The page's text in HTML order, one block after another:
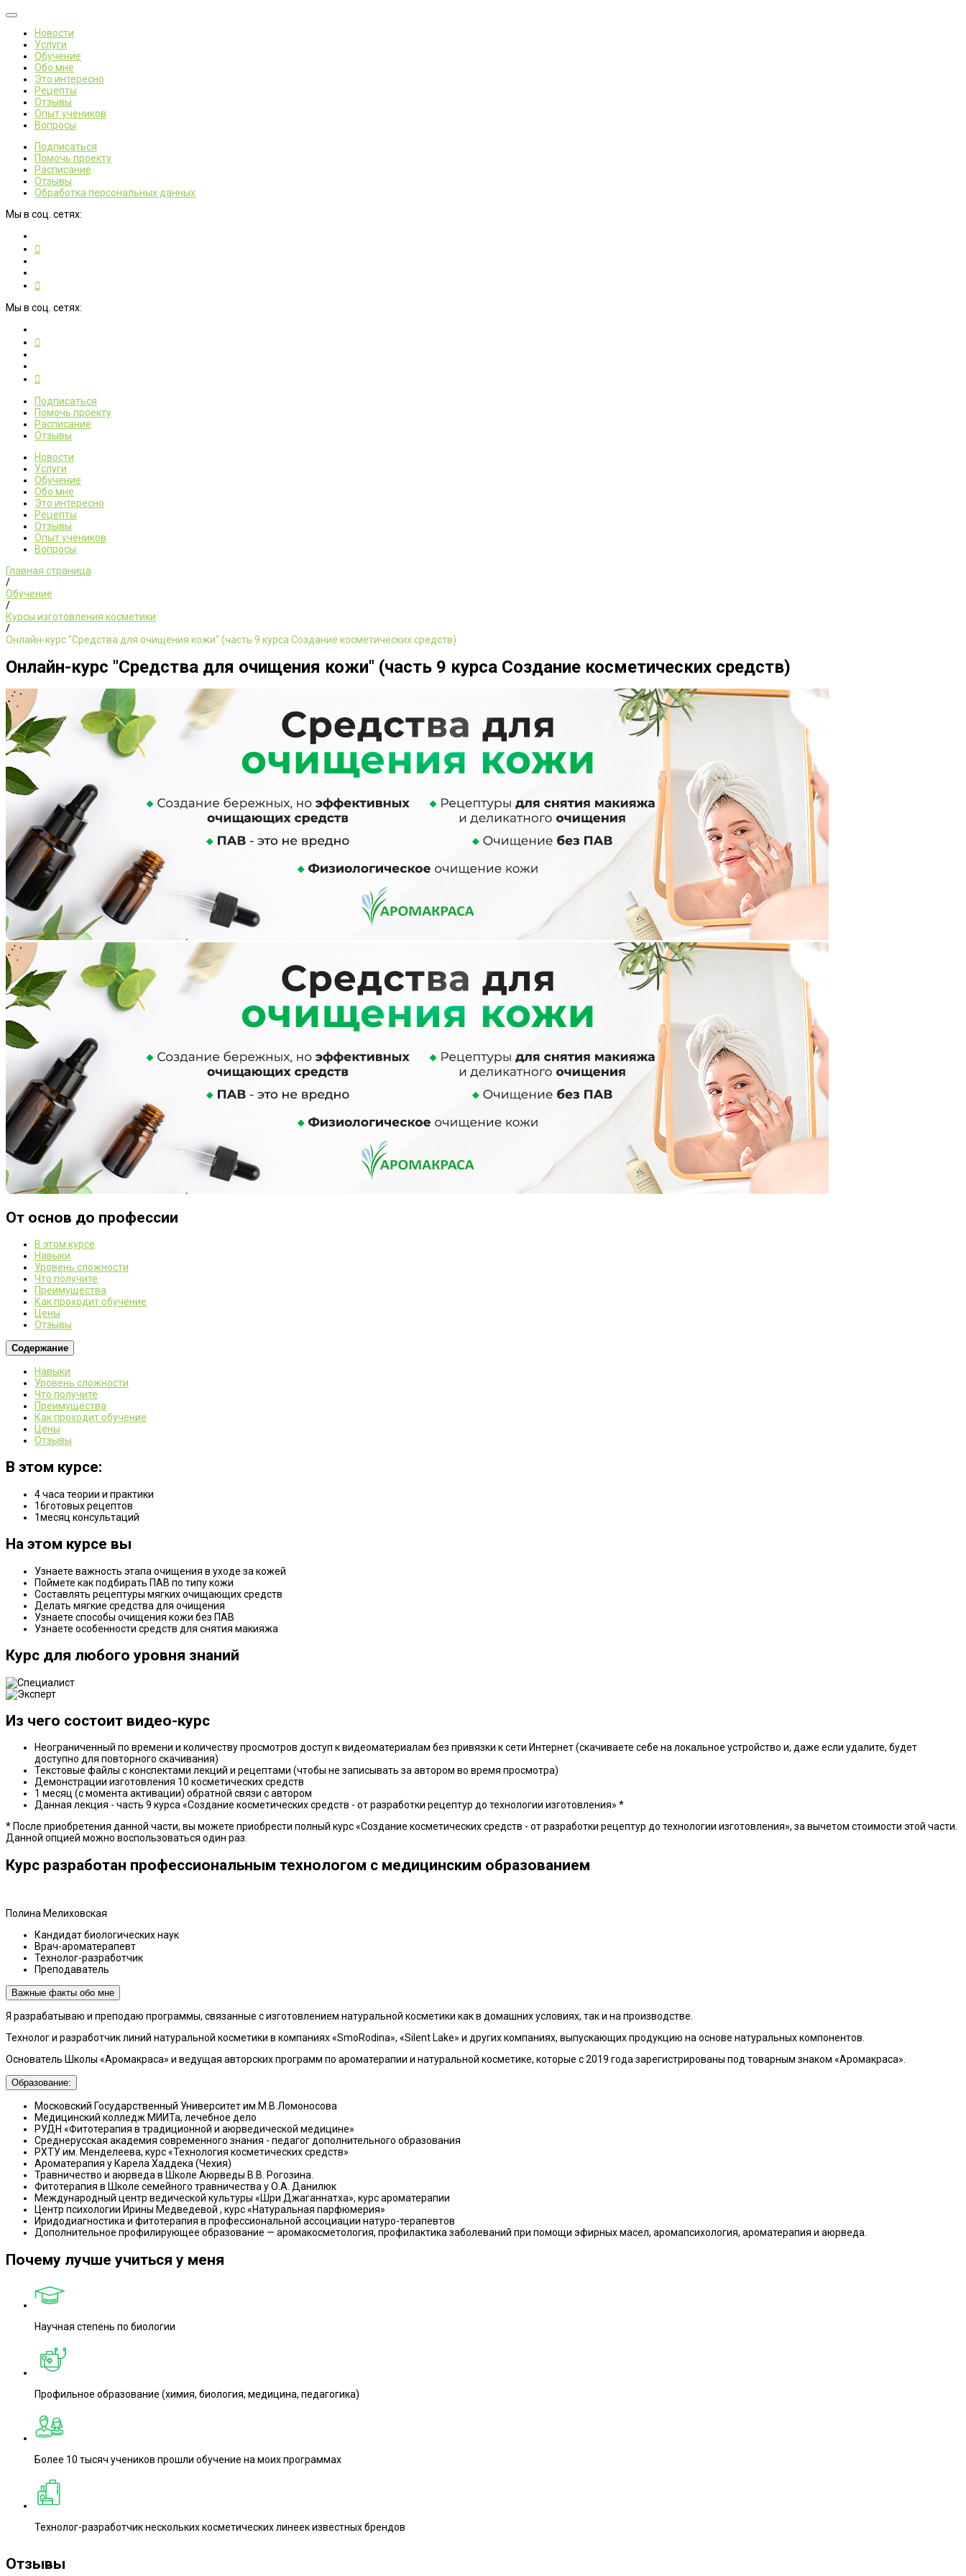
Новости
Услуги
Обучение
Обо мне
Это интересно
Рецепты
Отзывы
Опыт учеников
Вопросы
Подписаться
Помочь проекту
Расписание
Отзывы
Обработка персональных данных
Мы в соц. сетях:
Мы в соц. сетях:
Подписаться
Помочь проекту
Расписание
Отзывы
Новости
Услуги
Обучение
Обо мне
Это интересно
Рецепты
Отзывы
Опыт учеников
Вопросы
Главная страница
/
Обучение
/
Курсы изготовления косметики
/
Онлайн-курс "Средства для очищения кожи" (часть 9 курса Создание косметических средств)
Онлайн-курс "Средства для очищения кожи" (часть 9 курса Создание косметических средств)
От основ до профессии
В этом курсе
Навыки
Уровень сложности
Что получите
Преимущества
Как проходит обучение
Цены
Отзывы
Содержание
Навыки
Уровень сложности
Что получите
Преимущества
Как проходит обучение
Цены
Отзывы
В этом курсе:
4часа теории и практики
16готовых рецептов
1месяц консультаций
На этом курсе вы
Узнаете важность этапа очищения в уходе за кожей
Поймете как подбирать ПАВ по типу кожи
Составлять рецептуры мягких очищающих средств
Делать мягкие средства для очищения
Узнаете способы очищения кожи без ПАВ
Узнаете особенности средств для снятия макияжа
Курс для любого уровня знаний
Из чего состоит видео-курс
Неограниченный по времени и количеству просмотров доступ к видеоматериалам без привязки к сети Интернет (скачиваете себе на локальное устройство и, даже если удалите, будет
доступно для повторного скачивания)
Текстовые файлы с конспектами лекций и рецептами (чтобы не записывать за автором во время просмотра)
Демонстрации изготовления 10 косметических средств
1 месяц (с момента активации) обратной связи с автором
Данная лекция - часть 9 курса «Создание косметических средств - от разработки рецептур до технологии изготовления» *
* После приобретения данной части, вы можете приобрести полный курс «Создание косметических средств - от разработки рецептур до технологии изготовления», за вычетом стоимости этой части.
Данной опцией можно воспользоваться один раз.
Курс разработан профессиональным технологом с медицинским образованием
Полина Мелиховская
Кандидат биологических наук
Врач-ароматерапевт
Технолог-разработчик
Преподаватель
Важные факты обо мне
Я разрабатываю и преподаю программы, связанные с изготовлением натуральной косметики как в домашних условиях, так и на производстве.
Технолог и разработчик линий натуральной косметики в компаниях «SmoRodina», «Silent Lake» и других компаниях, выпускающих продукцию на основе натуральных компонентов.
Основатель Школы «Аромакраса» и ведущая авторских программ по ароматерапии и натуральной косметике, которые с 2019 года зарегистрированы под товарным знаком «Аромакраса».
Образование:
Московский Государственный Университет им.М.В.Ломоносова
Медицинский колледж МИИТа, лечебное дело
РУДН «Фитотерапия в традиционной и аюрведической медицине»
Среднерусская академия современного знания - педагог дополнительного образования
РХТУ им. Менделеева, курс «Технология косметических средств»
Ароматерапия у Карела Хаддека (Чехия)
Травничество и аюрведа в Школе Аюрведы В.В. Рогозина.
Фитотерапия в Школе семейного травничества у О.А. Данилюк
Международный центр ведической культуры «Шри Джаганнатха», курс ароматерапии
Центр психологии Ирины Медведевой , курс «Натуральная парфюмерия»
Иридодиагностика и фитотерапия в профессиональной ассоциации натуро-терапевтов
Дополнительное профилирующее образование — аромакосметология, профилактика заболеваний при помощи эфирных масел, аромапсихология, ароматерапия и аюрведа.
Почему лучше учиться у меня
Научная степень по биологии
Профильное образование (химия, биология, медицина, педагогика)
Более 10 тысяч учеников прошли обучение на моих программах
Технолог-разработчик нескольких косметических линеек известных брендов
Отзывы